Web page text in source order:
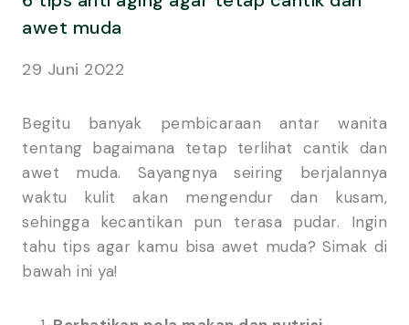
awet muda
29 Juni 2022
Begitu banyak pembicaraan antar wanita
tentang bagaimana tetap terlihat cantik dan
awet muda. Sayangnya seiring berjalannya
waktu kulit akan mengendur dan kusam,
sehingga kecantikan pun terasa pudar. Ingin
tahu tips agar kamu bisa awet muda? Simak di
bawah ini ya!